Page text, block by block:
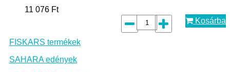
11 076 Ft
Kosárba
FISKARS termékek
SAHARA edények